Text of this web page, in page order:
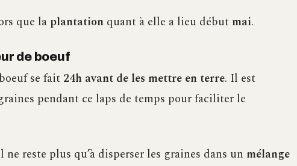
que la plantation quant à elle a lieu début mai.
de boeuf
se fait 24h avant de les mettre en terre. Il est
pendant ce laps de temps pour faciliter le
reste plus qu’à disperser les graines dans un mélange